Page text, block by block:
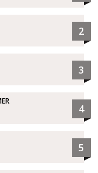
2
3
4
5